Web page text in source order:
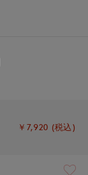
￥7,920 (税込)